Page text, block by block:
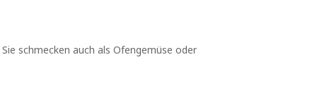
schmecken auch als Ofengemüse oder